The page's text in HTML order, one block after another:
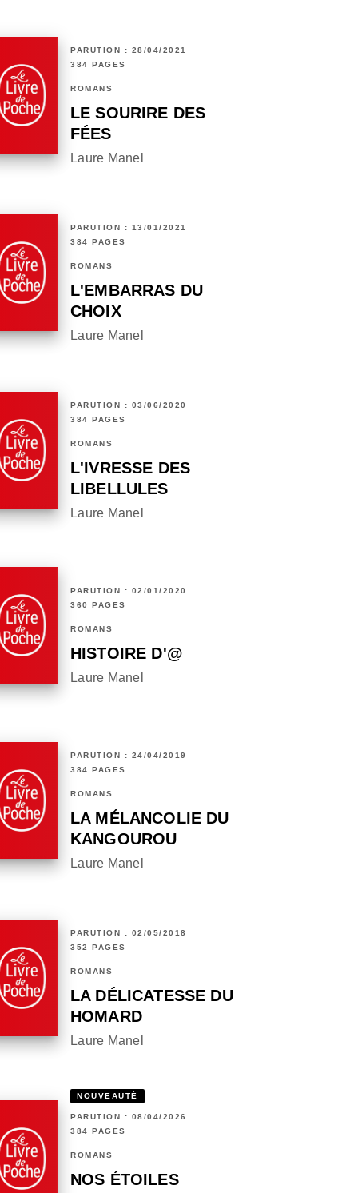
PARUTION : 28/04/2021
384 PAGES
ROMANS
LE SOURIRE DES
FÉES
Laure Manel
PARUTION : 13/01/2021
384 PAGES
ROMANS
L'EMBARRAS DU
CHOIX
Laure Manel
PARUTION : 03/06/2020
384 PAGES
ROMANS
L'IVRESSE DES
LIBELLULES
Laure Manel
PARUTION : 02/01/2020
360 PAGES
ROMANS
HISTOIRE D'@
Laure Manel
PARUTION : 24/04/2019
384 PAGES
ROMANS
LA MÉLANCOLIE DU
KANGOUROU
Laure Manel
PARUTION : 02/05/2018
352 PAGES
ROMANS
LA DÉLICATESSE DU
HOMARD
Laure Manel
NOUVEAUTÉ
PARUTION : 08/04/2026
384 PAGES
ROMANS
NOS ÉTOILES